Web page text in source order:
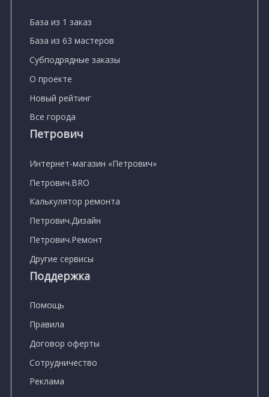
База из 1 заказ
База из 63 мастеров
Субподрядные заказы
О проекте
Новый рейтинг
Все города
Петрович
Интернет-магазин «Петрович»
Петрович.BRO
Калькулятор ремонта
Петрович.Дизайн
Петрович.Ремонт
Другие сервисы
Поддержка
Помощь
Правила
Договор оферты
Сотрудничество
Реклама